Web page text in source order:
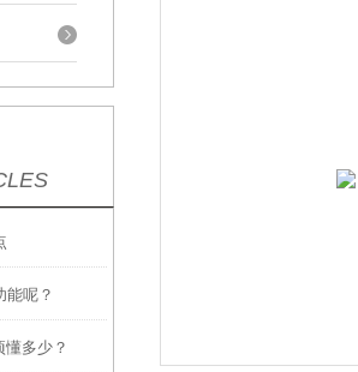
能呢？
懂多少？